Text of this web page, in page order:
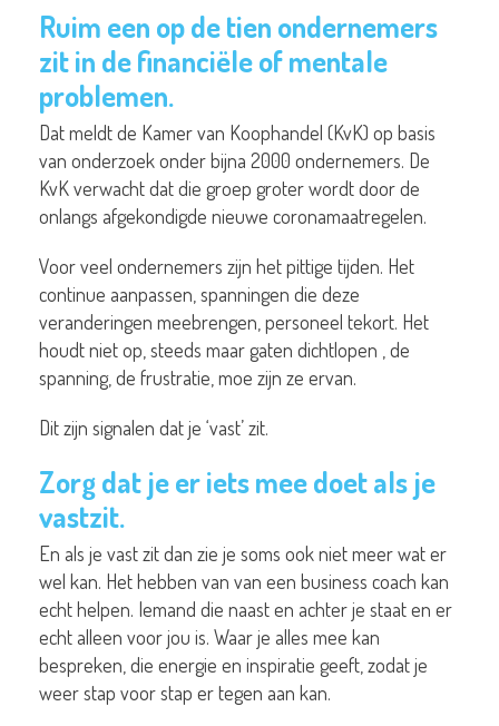
Ruim een op de tien ondernemers
zit in de financiële of mentale
problemen.
Dat meldt de Kamer van Koophandel (KvK) op basis
van onderzoek onder bijna 2000 ondernemers. De
KvK verwacht dat die groep groter wordt door de
onlangs afgekondigde nieuwe coronamaatregelen.
Voor veel ondernemers zijn het pittige tijden. Het
continue aanpassen, spanningen die deze
veranderingen meebrengen, personeel tekort. Het
houdt niet op, steeds maar gaten dichtlopen , de
spanning, de frustratie, moe zijn ze ervan.
Dit zijn signalen dat je ‘vast’ zit.
Zorg dat je er iets mee doet als je
vastzit.
En als je vast zit dan zie je soms ook niet meer wat er
wel kan. Het hebben van van een business coach kan
echt helpen. Iemand die naast en achter je staat en er
echt alleen voor jou is. Waar je alles mee kan
bespreken, die energie en inspiratie geeft, zodat je
weer stap voor stap er tegen aan kan.